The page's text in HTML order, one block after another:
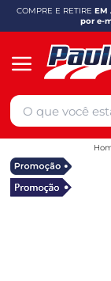
COMPRE E RETIRE EM
por e-